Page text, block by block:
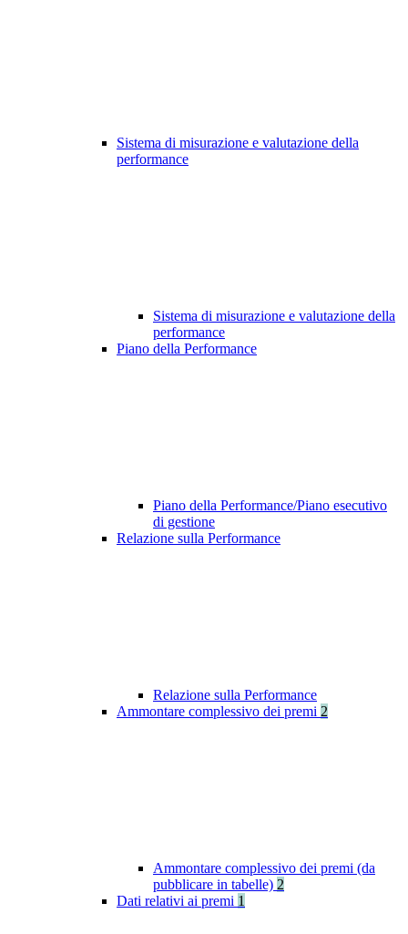
Sistema di misurazione e valutazione della
performance
Sistema di misurazione e valutazione della
performance
Piano della Performance
Piano della Performance/Piano esecutivo
di gestione
Relazione sulla Performance
Relazione sulla Performance
Ammontare complessivo dei premi 2
Ammontare complessivo dei premi (da
pubblicare in tabelle) 2
Dati relativi ai premi 1